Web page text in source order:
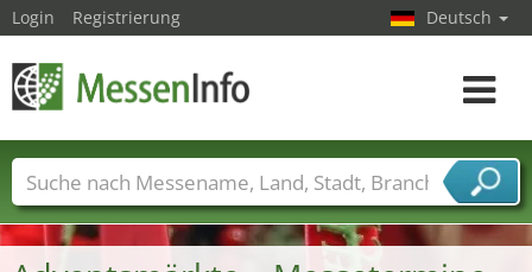
Login Registrierung Deutsch
Toggle
Messenamen Länder Städte
Branchen
Dienstleisterbranchen